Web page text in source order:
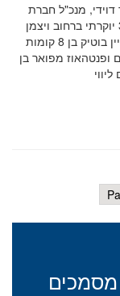
52 תל אביב מאיר דוידי, מנכ"ל חברת
ניצנים אחזקות ופיננסים, מקדם פרויקט תמ"א 32 יוקרתי ברחוב ויצמן
52 בתל אביב. הפרויקט יכלול 27 יחידות דיור בבניין בוטיק בן 8 קומות
כולל תמהיל דירות 3-4 חדרים ופנטהאוז מפואר בן